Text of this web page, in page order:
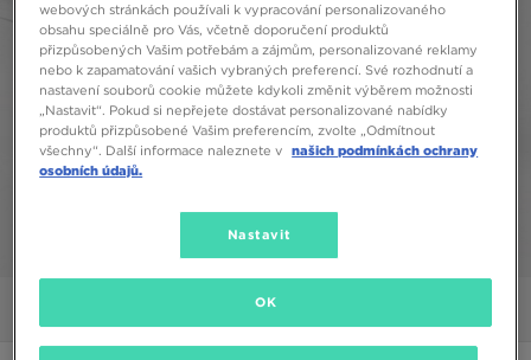
webových stránkách používali k vypracování personalizovaného
obsahu speciálně pro Vás, včetně doporučení produktů
přizpůsobených Vašim potřebám a zájmům, personalizované reklamy
nebo k zapamatování vašich vybraných preferencí. Své rozhodnutí a
nastavení souborů cookie můžete kdykoli změnit výběrem možnosti
„Nastavit“. Pokud si nepřejete dostávat personalizované nabídky
produktů přizpůsobené Vašim preferencím, zvolte „Odmítnout
všechny“. Další informace naleznete v našich podmínkách ochrany
osobních údajů.
Nastavit
OK